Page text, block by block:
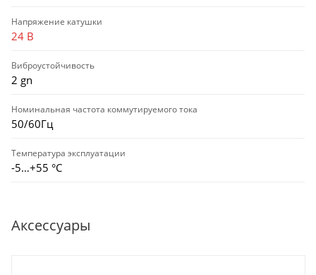
Напряжение катушки
24 В
Виброустойчивость
2 gn
Номинальная частота коммутируемого тока
50/60Гц
Температура эксплуатации
-5…+55 °С
Аксессуары